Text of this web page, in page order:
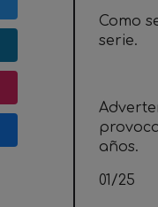
Como
serie.
años.
01/25